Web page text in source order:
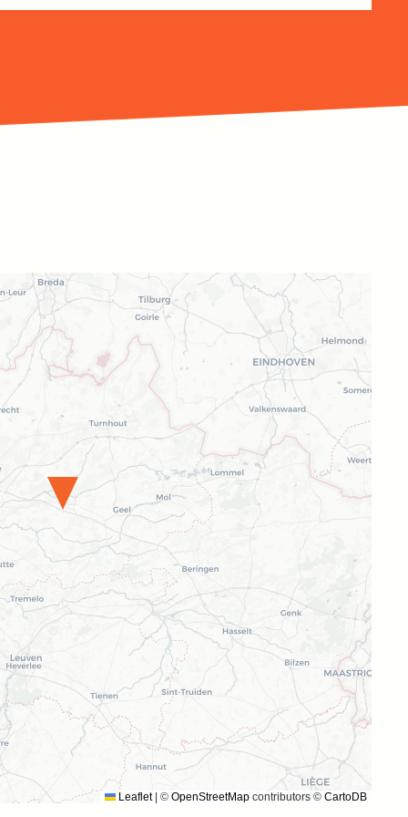
Leaflet © OpenStreetMap contributors © CartoDB